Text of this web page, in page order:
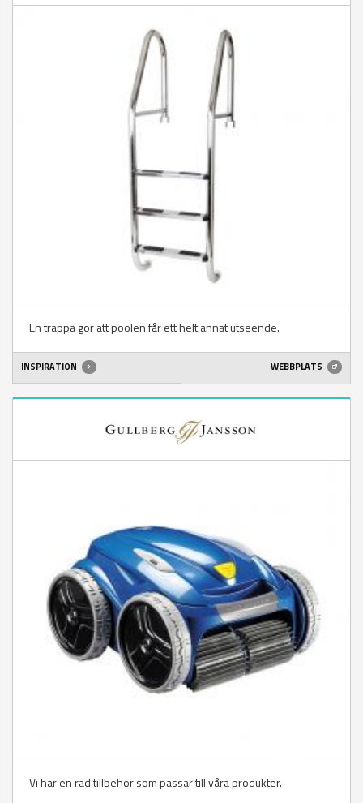
En trappa gör att poolen får ett helt annat utseende.
INSPIRATION WEBBPLATS
Vi har en rad tillbehör som passar till våra produkter.